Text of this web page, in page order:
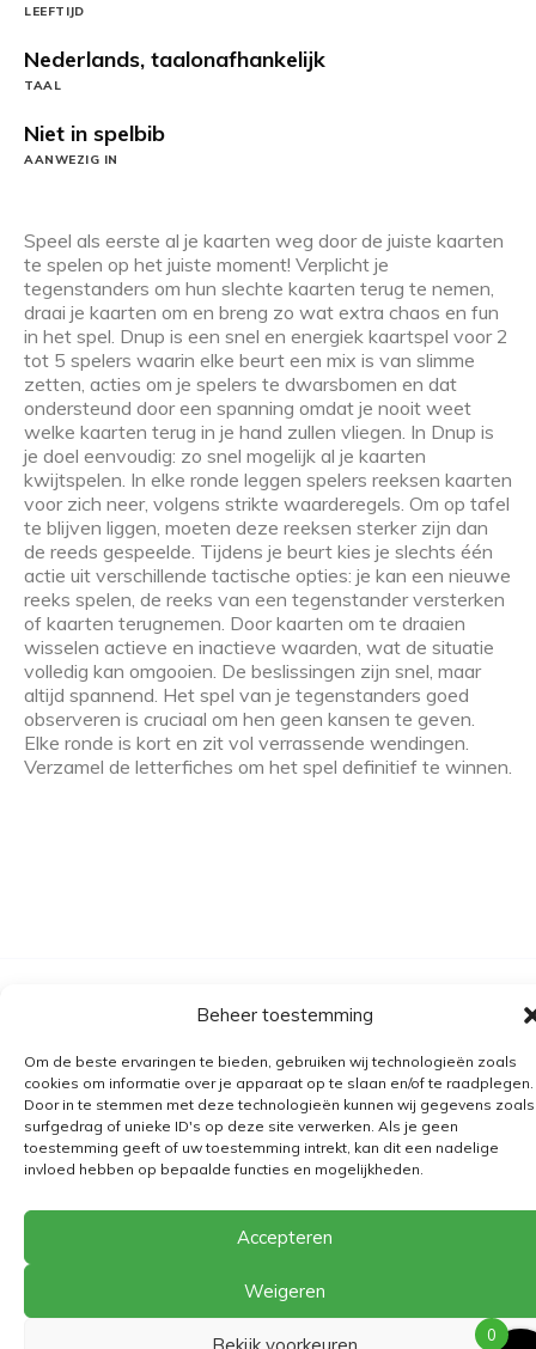
Beheer toestemming
Om de beste ervaringen te bieden, gebruiken wij technologieën zoals
cookies om informatie over je apparaat op te slaan en/of te raadplegen.
Door in te stemmen met deze technologieën kunnen wij gegevens zoals
surfgedrag of unieke ID's op deze site verwerken. Als je geen
toestemming geeft of uw toestemming intrekt, kan dit een nadelige
invloed hebben op bepaalde functies en mogelijkheden.
Accepteren
Weigeren
Bekijk voorkeuren
LEEFTIJD
Nederlands, taalonafhankelijk
TAAL
Niet in spelbib
AANWEZIG IN
Speel als eerste al je kaarten weg door de juiste kaarten
te spelen op het juiste moment! Verplicht je
tegenstanders om hun slechte kaarten terug te nemen,
draai je kaarten om en breng zo wat extra chaos en fun
in het spel. Dnup is een snel en energiek kaartspel voor 2
tot 5 spelers waarin elke beurt een mix is van slimme
zetten, acties om je spelers te dwarsbomen en dat
ondersteund door een spanning omdat je nooit weet
welke kaarten terug in je hand zullen vliegen. In Dnup is
je doel eenvoudig: zo snel mogelijk al je kaarten
kwijtspelen. In elke ronde leggen spelers reeksen kaarten
voor zich neer, volgens strikte waarderegels. Om op tafel
te blijven liggen, moeten deze reeksen sterker zijn dan
de reeds gespeelde. Tijdens je beurt kies je slechts één
actie uit verschillende tactische opties: je kan een nieuwe
reeks spelen, de reeks van een tegenstander versterken
of kaarten terugnemen. Door kaarten om te draaien
wisselen actieve en inactieve waarden, wat de situatie
volledig kan omgooien. De beslissingen zijn snel, maar
altijd spannend. Het spel van je tegenstanders goed
observeren is cruciaal om hen geen kansen te geven.
Elke ronde is kort en zit vol verrassende wendingen.
Verzamel de letterfiches om het spel definitief te winnen.
Algemene voorwaarden
Retourbeleid
BE 0682.845.059
© 2026The Playground
0